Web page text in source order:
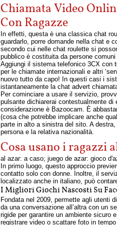
Chiamata Video
Con Ragazze
In effetti, questa è una classica chat
guardarlo, porre domande nella chat e
secondo cui nelle chat roulette si
pubblico è costituita da persone
Aggiungi il sistema telefonico 3CX con
per le chiamate internazionali e altri
nuovo tutto da capo! In questi casi i
istantaneamente la chat advert
Per cominciare a usare il servizio,
pulsante dichiarerai contestualmente
considerazione è Bazoocam. È
(cosa che potrebbe implicare anche
parte in alto a sinistra del sito. A
persona e la relativa nazionalità.
Cosa usano i ragazzi
al azar: a caso; juego de azar: gioco
In primo luogo, questo approccio
contatto solo con donne. Inoltre, il
localizzato anche in italiano, può
I Migliori Giochi Nascosti Su
Fondata nel 2009, permette agli utenti
da una conversazione all’altra con un
rigide per garantire un ambiente sicuro
registrare video o scattare foto in tempo